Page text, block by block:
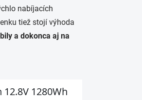
nabíjacích
tiež stojí výhoda
a dokonca aj na